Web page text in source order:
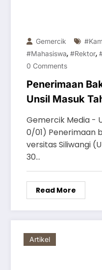
Gemercik
#mahasiswa, #rektor,
0 Comments
Penerimaan
Unsil Masuk
Berkas
Gemercik Media -
0/01) Penerimaan
versitas Siliwangi
30…
Read More
Artikel